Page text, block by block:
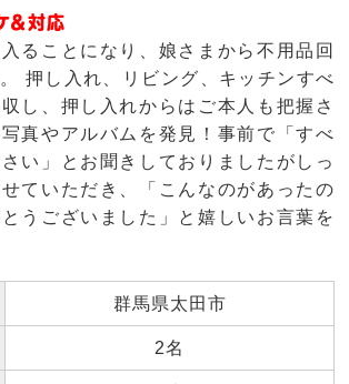
＆対応
ることになり、娘さまから不用品回
押し入れ、リビング、キッチンすべ
し、押し入れからはご本人も把握さ
真やアルバムを発見！事前で「すべ
い」とお聞きしておりましたがしっ
ていただき、「こんなのがあったの
うございました」と嬉しいお言葉を
群馬県太田市
2名